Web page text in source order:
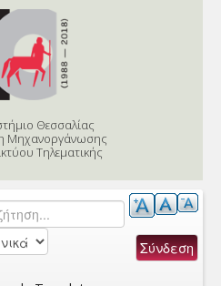
Θεσσαλίας
Μηχανοργάνωσης
Τηλεματικής
αναζήτησης